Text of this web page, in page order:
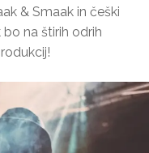
& Smaak in češki
na štirih odrih